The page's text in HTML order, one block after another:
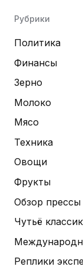
Рубрики
Политика
Финансы
Зерно
Молоко
Мясо
Техника
Овощи
Фрукты
Обзор прессы
Чутьё
Реплики